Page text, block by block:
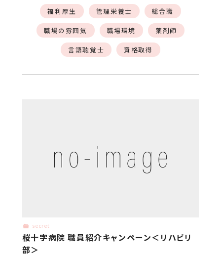
福利厚生 管理栄養士 総合職
職場の雰囲気 職場環境 薬剤師
言語聴覚士 資格取得
secret
桜十字病院 職員紹介キャンペーン＜リハビリ
部＞